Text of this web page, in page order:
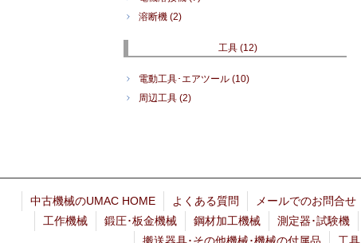
溶断機 (2)
工具 (12)
電動工具･エアツール (10)
周辺工具 (2)
中古機械のUMAC HOME よくある質問 メールでのお問合せ
工作機械
鍛圧･板金機械 鋼材加工機械 測定器･試験機